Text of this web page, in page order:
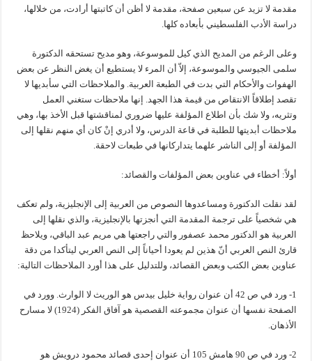
مقدمة لا تزيد عن سبعين صفحة، مقدمة لا أظن أن كاتبتها أرادت، من خلالها،
دراسة الأدب الفلسطيني بأبعاده كلها.
وعلى الرغم من المديح الذي كيل للموسوعة، وهو مديح تستحقه الدكتورة
سلمى الجيوسي والموسوعة، إلاّ أن المرء لا يستطيع أن يغض النظر عن بعض
الهفوات والأحكام التي بدت في الطبعة العربية. والملاحظات التي سأبديها لا
تقصد إطلاقاً الانتقاص من قيمة هذا الجهد. إنها ملاحظات ستغني العمل
وتثريه، ولا شك بأن اطلاع المؤلفة عليها ضروري لمناقشتها قبل الأخذ بها، وهي
ملاحظات أبديتها للطلبة في قاعة الدرس، ولا أدري إنْ كان أي منهم نقلها إلى
المؤلفة أو إلى الناشر علهما يتداركانها في طبعات لاحقة.
أولاً: أخطاء في عناوين بعض المؤلفات والقصائد:
لقد نقلت الدكتورة ومساعدوها النصوص من العربية إلى الإنجليزية، ولم تعكف
هي شخصياً على ترجمة المقدمة التي أنجزتها بالإنجليزية، والذي نقلها إلى
العربية هو الدكتور محمد عصفور والتي راجعتها هي مريم عبد الباقي، ويلاحظ
قارئ النص العربي أنّ هذين لم يعودا أحياناً إلى النص العربي ليتأكدا من دقة
عناوين بعض الكتب وبعض القصائد، وللتدليل على هذا أورد الملاحظات التالية:
1- ورد في ص 42 أن عنوان رواية خليل بيدس هو الوريث لا الوارث. وورد في
الصفحة نفسها أن عنوان مجموعته القصصية هو آفاق الفكر (1924) لا مسارح
الأذهان.
2- ورد في ص 90 هامش 105 أن عنوان إحدى قصائد محمود درويش هو